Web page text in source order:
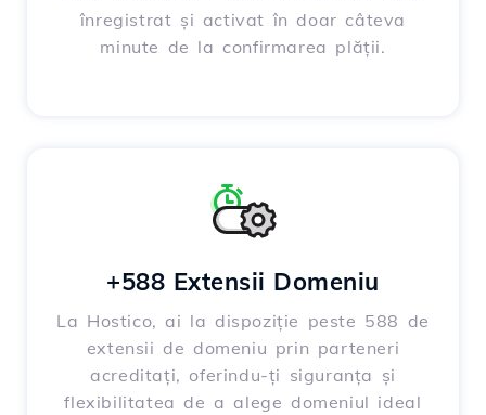
înregistrat și activat în doar câteva
minute de la confirmarea plății.
+588 Extensii Domeniu
La Hostico, ai la dispoziție peste 588 de
extensii de domeniu prin parteneri
acreditați, oferindu-ți siguranța și
flexibilitatea de a alege domeniul ideal